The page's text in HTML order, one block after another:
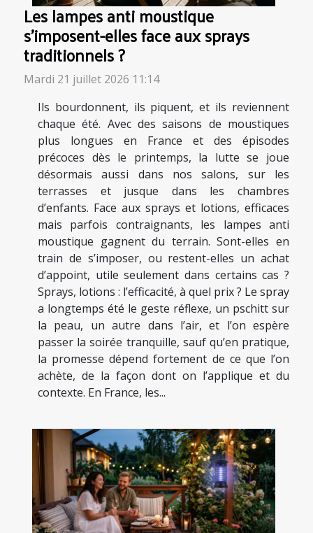
Les lampes anti moustique
s’imposent-elles face aux sprays
traditionnels ?
Mardi 21 juillet 2026 11:14
Ils bourdonnent, ils piquent, et ils reviennent
chaque été. Avec des saisons de moustiques
plus longues en France et des épisodes
précoces dès le printemps, la lutte se joue
désormais aussi dans nos salons, sur les
terrasses et jusque dans les chambres
d’enfants. Face aux sprays et lotions, efficaces
mais parfois contraignants, les lampes anti
moustique gagnent du terrain. Sont-elles en
train de s’imposer, ou restent-elles un achat
d’appoint, utile seulement dans certains cas ?
Sprays, lotions : l’efficacité, à quel prix ? Le spray
a longtemps été le geste réflexe, un pschitt sur
la peau, un autre dans l’air, et l’on espère
passer la soirée tranquille, sauf qu’en pratique,
la promesse dépend fortement de ce que l’on
achète, de la façon dont on l’applique et du
contexte. En France, les...